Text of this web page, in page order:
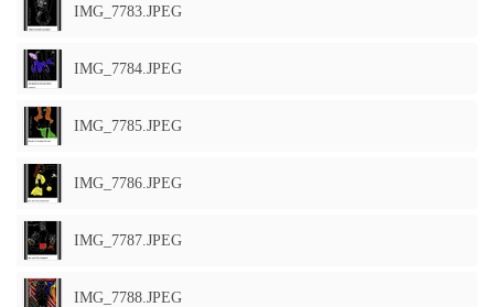
IMG_7783.JPEG
IMG_7784.JPEG
IMG_7785.JPEG
IMG_7786.JPEG
IMG_7787.JPEG
IMG_7788.JPEG